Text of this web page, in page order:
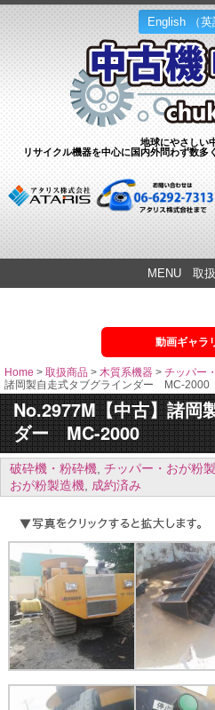
English （英
地球にやさしい
リサイクル機器を中心に国内外問わず数多
MENU 取
動画ギャラ
Home > 取扱商品 > 木質系機器 > チッパー
諸岡製自走式タブグラインダー MC-2000
No.2977M【中古】諸岡
ダー MC-2000
破砕機・粉砕機, チッパー・おが粉
おが粉製造機, 成約済み